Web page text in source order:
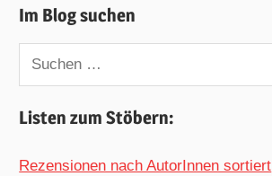
Im Blog suchen
Suchen
nach:
Listen zum Stöbern:
Rezensionen nach AutorInnen sortiert